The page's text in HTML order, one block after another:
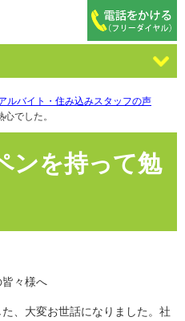
ルバイト・住み込みスタッフの声
でした。
ンを持って勉
々様へ
、大変お世話になりました。社